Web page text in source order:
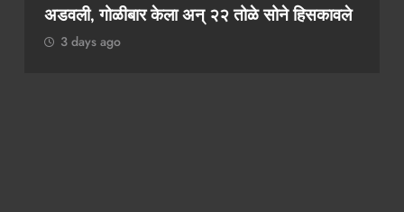
कथित लाच मागणी प्रकरणी तलाठी आश्विनी कोकाटे
दुसऱ्यांदा एसीबीच्या जाळ्यात